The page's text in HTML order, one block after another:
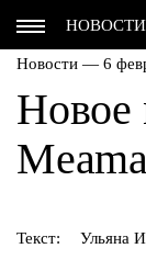
НОВОСТИ
Новости — 6
Новое
Текст: Ульяна